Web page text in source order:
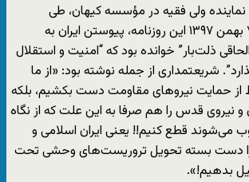
ولی فقیه در مؤسسه کیهان، طی
یادداشتی در شماره ۷ بهمن ۱۳۹۷ این روزنامه، پیوستن ایران به
ذلت‌بار” خوانده بود که “امنیت و استقلال
شریعتمداری از جمله نوشته بود: «از ما
از حمایت نیروهای مقاومت دست بکشیم، بلکه
و نیروی قدس را هم صرفا به این علت که از نگاه
می‌شوند قطع کنیم!! یعنی ایران اسلامی و
را دست بسته تحویل تروریست‌های وحشی تحت
بدهیم!».